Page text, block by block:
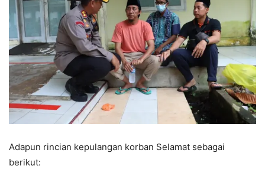
Adapun rincian kepulangan korban Selamat sebagai
berikut: